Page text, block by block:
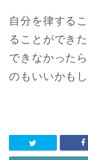
自分を律する
ることができ
できなかった
のもいいかも